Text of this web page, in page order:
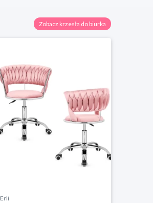
Zobacz krzesła do biurka
Erli